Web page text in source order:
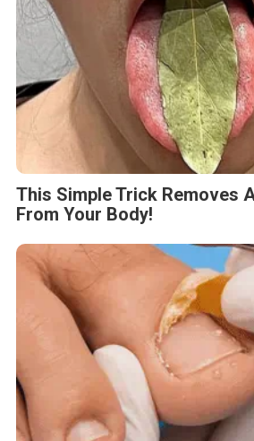
This Simple Trick Removes
From Your Body!